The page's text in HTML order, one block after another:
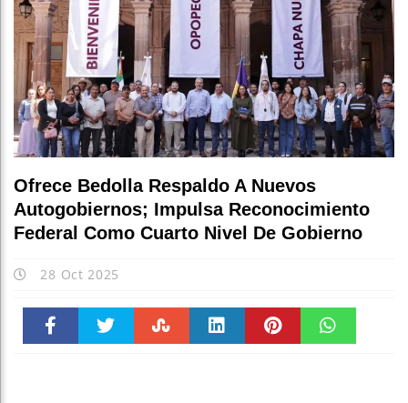
Ofrece Bedolla Respaldo A Nuevos
Autogobiernos; Impulsa Reconocimiento
Federal Como Cuarto Nivel De Gobierno
28 Oct 2025